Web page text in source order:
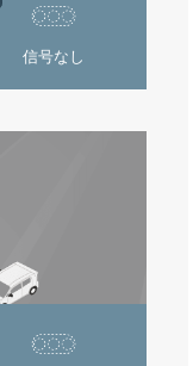
信号なし